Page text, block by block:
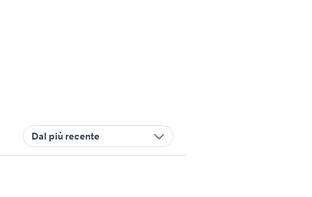
Dal più recente